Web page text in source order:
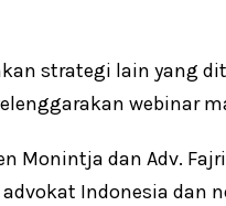
strategi lain yang
webinar
Monintja dan Adv.
Indonesia dan